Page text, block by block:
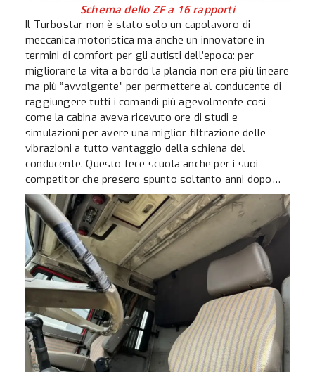
Schema dello ZF a 16 rapporti
Il Turbostar non è stato solo un capolavoro di
meccanica motoristica ma anche un innovatore in
termini di comfort per gli autisti dell’epoca: per
migliorare la vita a bordo la plancia non era più lineare
ma più “avvolgente” per permettere al conducente di
raggiungere tutti i comandi più agevolmente così
come la cabina aveva ricevuto ore di studi e
simulazioni per avere una miglior filtrazione delle
vibrazioni a tutto vantaggio della schiena del
conducente. Questo fece scuola anche per i suoi
competitor che presero spunto soltanto anni dopo…